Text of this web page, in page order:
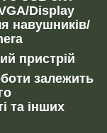
Display
навушників/
пристрій
залежить
та інших